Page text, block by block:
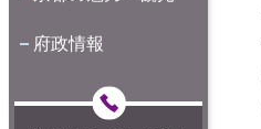
府政情報